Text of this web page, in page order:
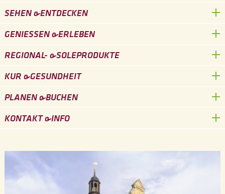
SEHEN &ENTDECKEN
GENIESSEN &
ERLEBEN
REGIONAL- &SOLEPRODUKTE
KUR &GESUNDHEIT
PLANEN &BUCHEN
KONTAKT &INFO